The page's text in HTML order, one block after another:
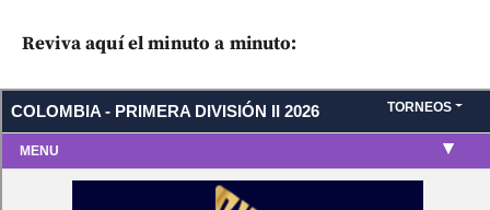
Reviva aquí el minuto a minuto: